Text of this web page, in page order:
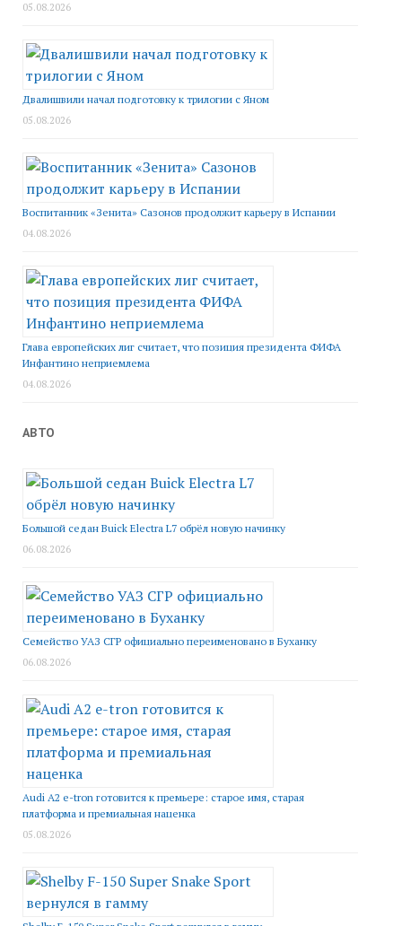
05.08.2026
Двалишвили начал подготовку к трилогии с Яном
05.08.2026
Воспитанник «Зенита» Сазонов продолжит карьеру в Испании
04.08.2026
Глава европейских лиг считает, что позиция президента ФИФА
Инфантино неприемлема
04.08.2026
АВТО
Большой седан Buick Electra L7 обрёл новую начинку
06.08.2026
Семейство УАЗ СГР официально переименовано в Буханку
06.08.2026
Audi A2 e-tron готовится к премьере: старое имя, старая
платформа и премиальная наценка
05.08.2026